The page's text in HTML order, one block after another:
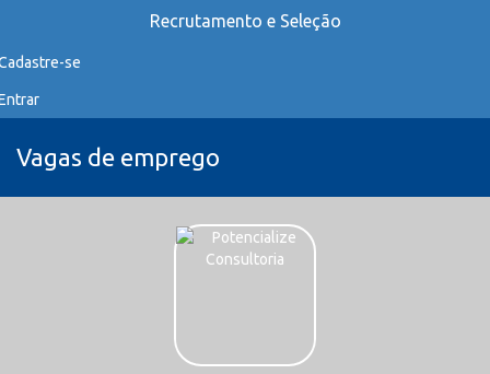
Recrutamento e Seleção
se
Vagas de emprego